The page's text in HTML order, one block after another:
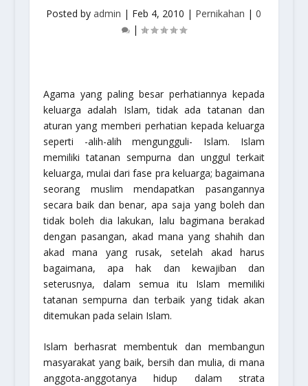
Posted byadmin | Feb 4, 2010 | Pernikahan |0
|
Agama yang paling besar perhatiannya kepada
keluarga adalah Islam, tidak ada tatanan dan
aturan yang memberi perhatian kepada keluarga
seperti -alih-alih mengungguli- Islam. Islam
memiliki tatanan sempurna dan unggul terkait
keluarga, mulai dari fase pra keluarga; bagaimana
seorang muslim mendapatkan pasangannya
secara baik dan benar, apa saja yang boleh dan
tidak boleh dia lakukan, lalu bagimana berakad
dengan pasangan, akad mana yang shahih dan
akad mana yang rusak, setelah akad harus
bagaimana, apa hak dan kewajiban dan
seterusnya, dalam semua itu Islam memiliki
tatanan sempurna dan terbaik yang tidak akan
ditemukan pada selain Islam.
Islam berhasrat membentuk dan membangun
masyarakat yang baik, bersih dan mulia, di mana
anggota-anggotanya hidup dalam strata